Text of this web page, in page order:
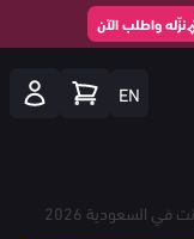
نزّله واطلب الآن
EN
السعودية 2026